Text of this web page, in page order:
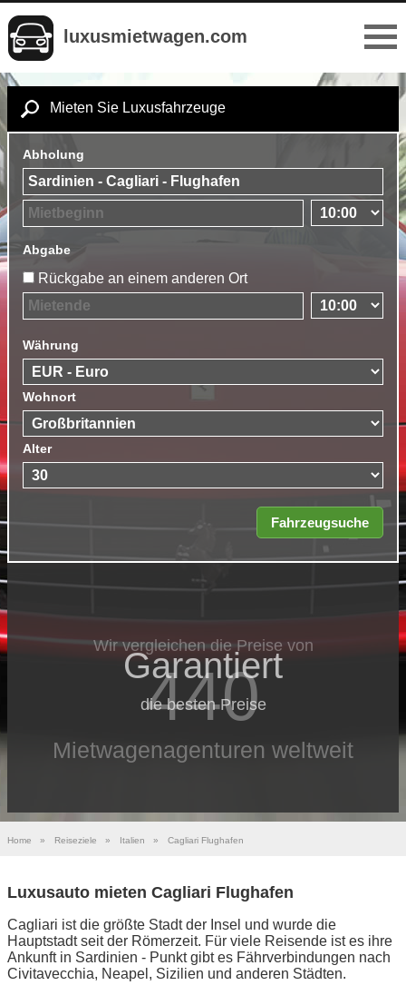
luxusmietwagen.com
Mieten Sie Luxusfahrzeuge
Abholung
Abgabe
Rückgabe an einem anderen Ort
Währung
Wohnort
Alter
Wir vergleichen die Preise von
440
Mietwagenagenturen weltweit
Garantiert
die besten Preise
Home » Reiseziele » Italien » Cagliari Flughafen
Luxusauto mieten Cagliari Flughafen
Cagliari ist die größte Stadt der Insel und wurde die
Hauptstadt seit der Römerzeit. Für viele Reisende ist es ihre
Ankunft in Sardinien - Punkt gibt es Fährverbindungen nach
Civitavecchia, Neapel, Sizilien und anderen Städten.